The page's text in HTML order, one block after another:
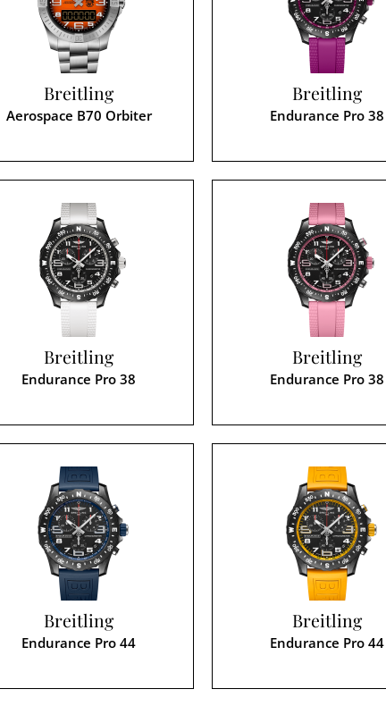
Breitling
Aerospace B70 Orbiter
Breitling
Endurance Pro 38
Breitling
Endurance Pro 38
Breitling
Endurance Pro 38
Breitling
Endurance Pro 44
Breitling
Endurance Pro 44